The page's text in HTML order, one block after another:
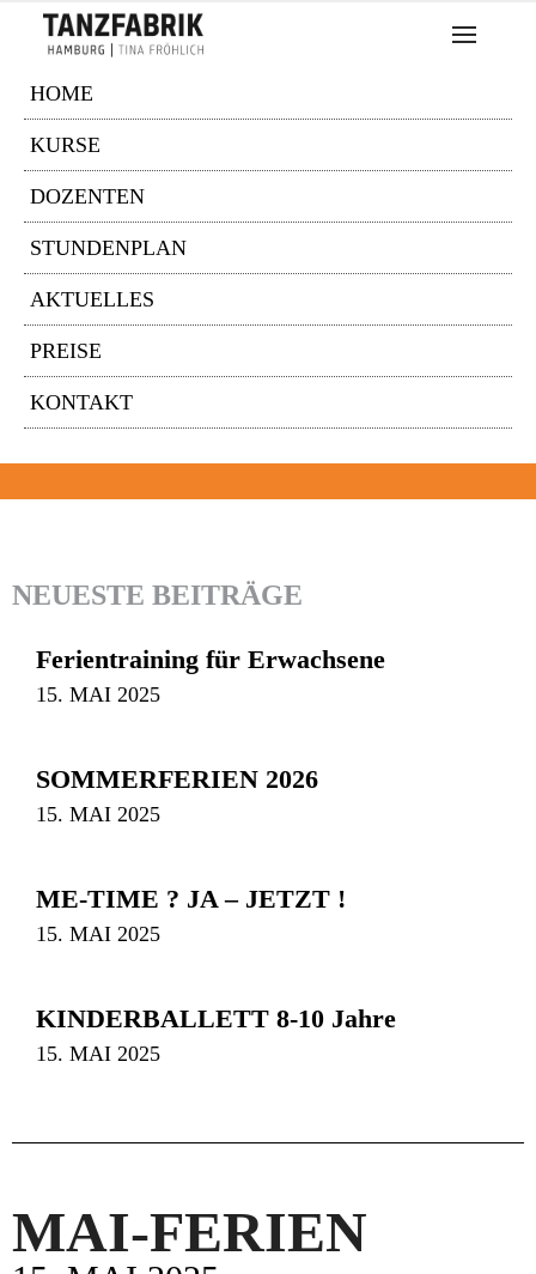
HOME
KURSE
DOZENTEN
STUNDENPLAN
AKTUELLES
PREISE
KONTAKT
NEUESTE BEITRÄGE
Ferientraining für Erwachsene
15. MAI 2025
SOMMERFERIEN 2026
15. MAI 2025
ME-TIME ? JA – JETZT !
15. MAI 2025
KINDERBALLETT 8-10 Jahre
15. MAI 2025
MAI-FERIEN